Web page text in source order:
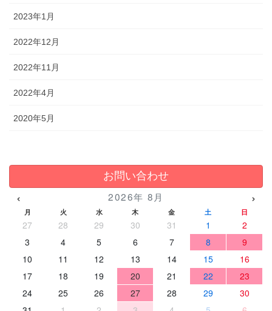
2023年1月
2022年12月
2022年11月
2022年4月
2020年5月
お問い合わせ
‹ 2026年 8月 ›
月 火 水 木 金 土 日
27 28 29 30 31 1
2
3
4 5 6 7 8
9
10
11 12 13 14 15
16
17
18 19 20 21 22
23
24
25 26 27 28 29
30